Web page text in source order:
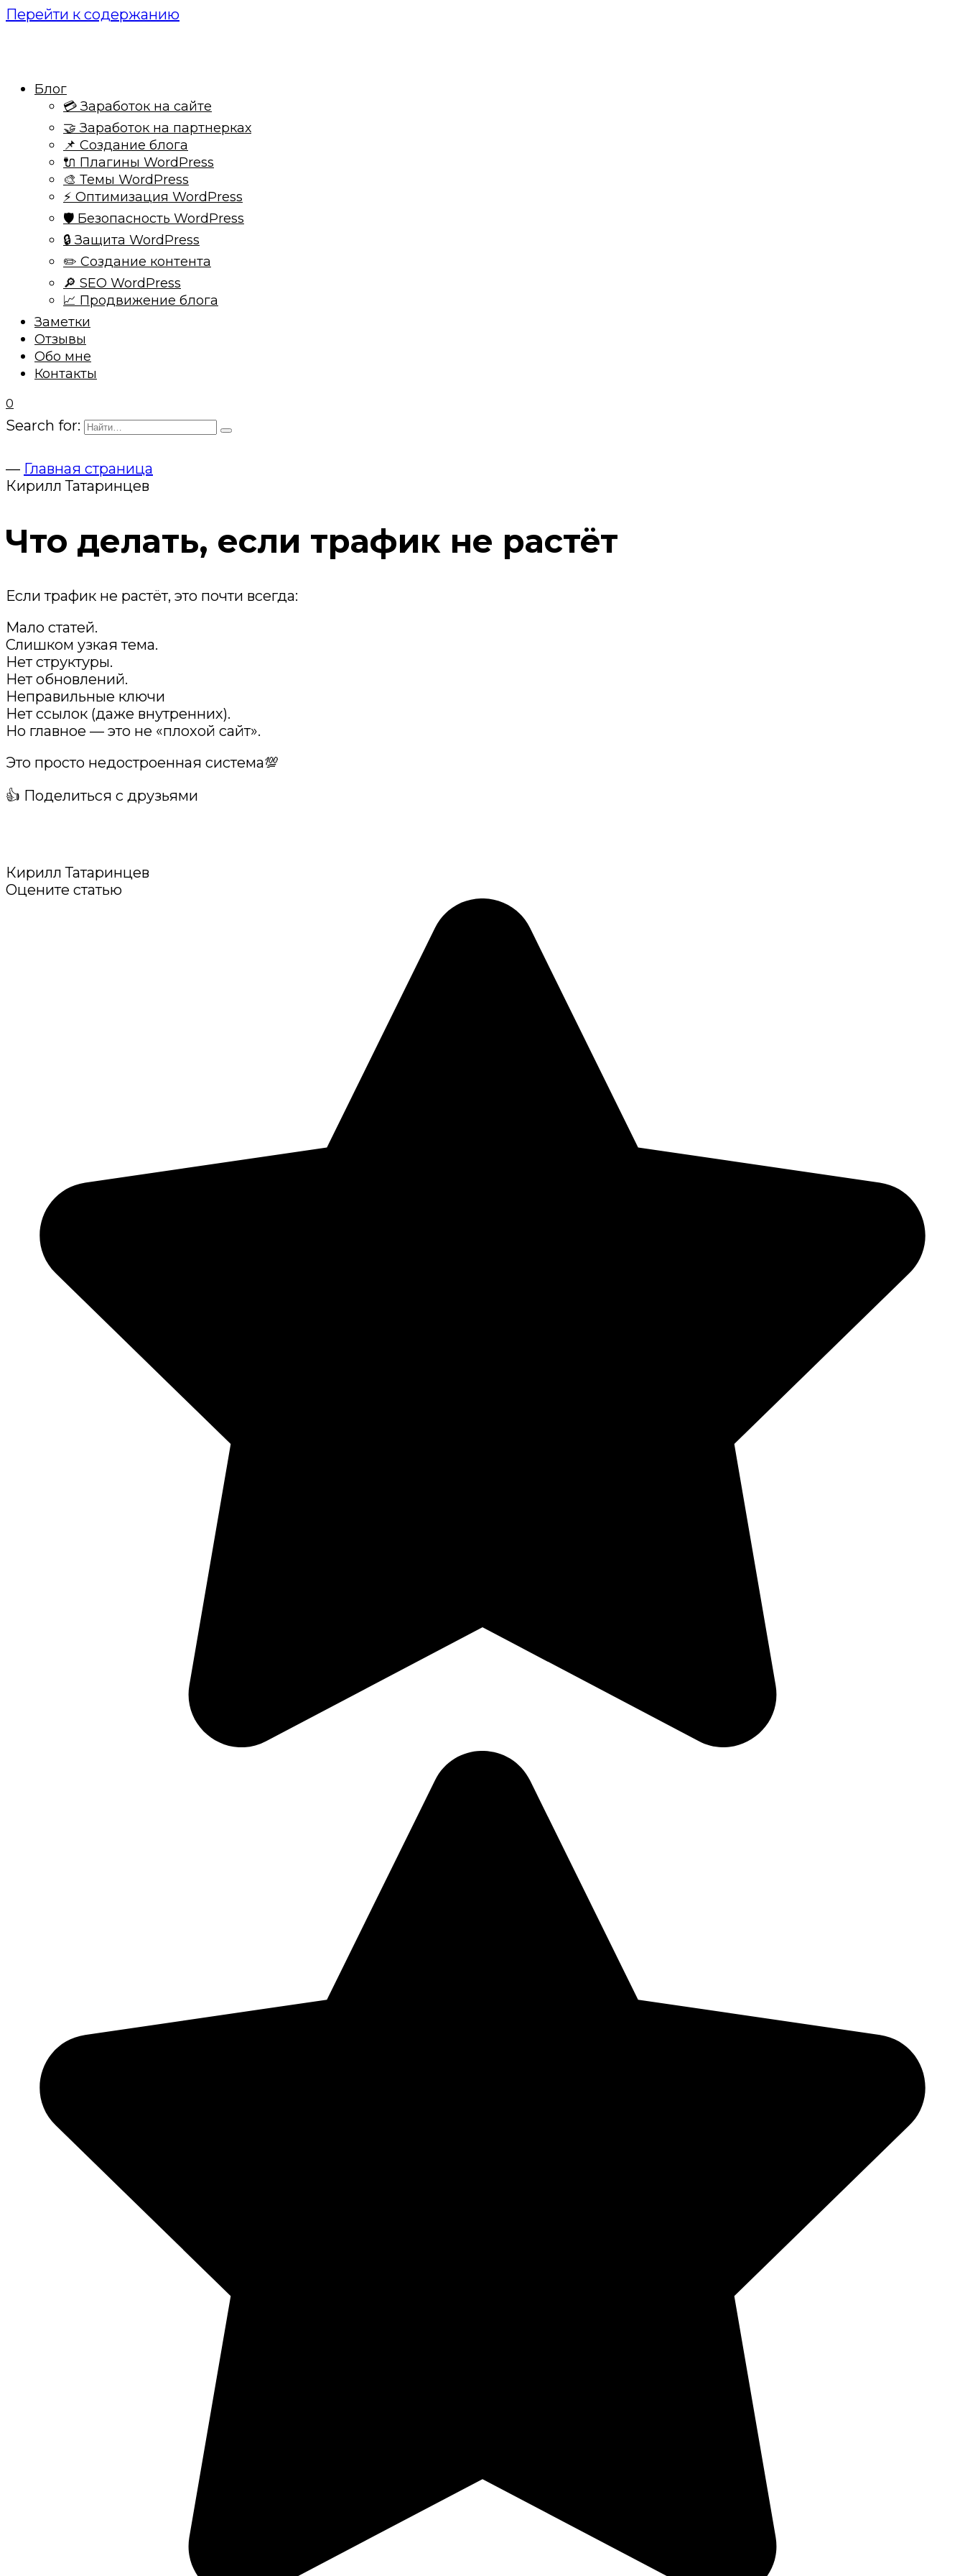
Перейти к содержанию
Блог
💳 Заработок на сайте
🤝 Заработок на партнерках
📌 Создание блога
🔌 Плагины WordPress
🎨 Темы WordPress
⚡ Оптимизация WordPress
🛡️ Безопасность WordPress
🔒 Защита WordPress
✏️ Создание контента
🔎 SEO WordPress
📈 Продвижение блога
Заметки
Отзывы
Обо мне
Контакты
0
Search for:
— Главная страница
Кирилл Татаринцев
Что делать, если трафик не растёт
Если трафик не растёт, это почти всегда:
Мало статей.
Слишком узкая тема.
Нет структуры.
Нет обновлений.
Неправильные ключи
Нет ссылок (даже внутренних).
Но главное — это не «плохой сайт».
Это просто недостроенная система💯
👍 Поделиться с друзьями
Кирилл Татаринцев
Оцените статью